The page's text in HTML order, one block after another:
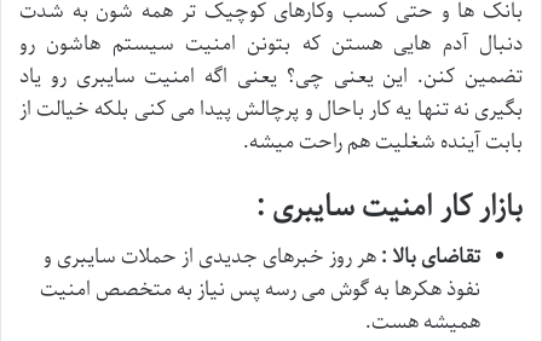
بانک ها و حتی کسب وکارهای کوچیک تر همه شون به شدت
دنبال آدم هایی هستن که بتونن امنیت سیستم هاشون رو
تضمین کنن. این یعنی چی؟ یعنی اگه امنیت سایبری رو یاد
بگیری نه تنها یه کار باحال و پرچالش پیدا می کنی بلکه خیالت از
بابت آینده شغلیت هم راحت میشه.
بازار کار امنیت سایبری :
تقاضای بالا :هر روز خبرهای جدیدی از حملات سایبری و
نفوذ هکرها به گوش می رسه پس نیاز به متخصص امنیت
همیشه هست.